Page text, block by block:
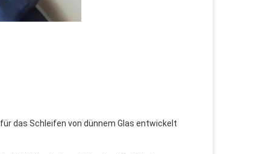
das Schleifen von dünnem Glas entwickelt